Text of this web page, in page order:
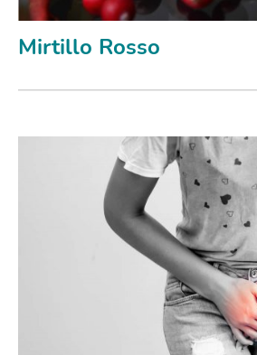
Mirtillo Rosso